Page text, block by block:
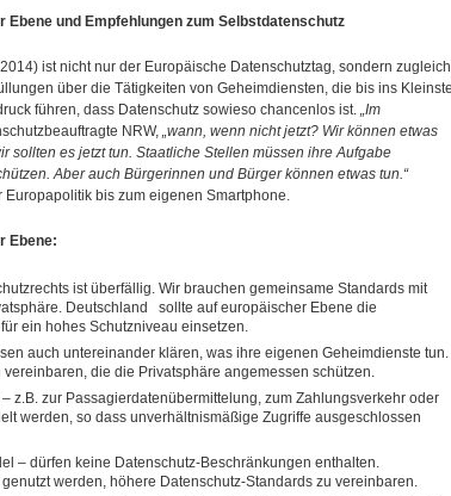
und Empfehlungen zum Selbstdatenschutz
ist nicht nur der Europäische Datenschutztag, sondern zugleich
über die Tätigkeiten von Geheimdiensten, die bis ins Kleinste
führen, dass Datenschutz sowieso chancenlos ist. „Im
NRW, „wann, wenn nicht jetzt? Wir können etwas
sollten es jetzt tun. Staatliche Stellen müssen ihre Aufgabe
Aber auch Bürgerinnen und Bürger können etwas tun.“
bis zum eigenen Smartphone.
Ebene:
ist überfällig. Wir brauchen gemeinsame Standards mit
Deutschland sollte auf europäischer Ebene die
ein hohes Schutzniveau einsetzen.
auch untereinander klären, was ihre eigenen Geheimdienste tun.
die die Privatsphäre angemessen schützen.
z.B. zur Passagierdatenübermittelung, zum Zahlungsverkehr oder
werden, so dass unverhältnismäßige Zugriffe ausgeschlossen
– dürfen keine Datenschutz-Beschränkungen enthalten.
werden, höhere Datenschutz-Standards zu vereinbaren.